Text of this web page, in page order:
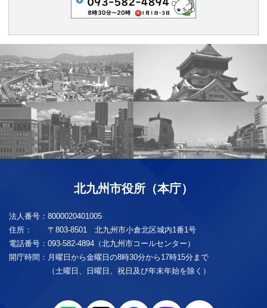
北九州市役所（本庁）
法人番号： 8000020401005
住所：
〒803-8501 北九州市小倉北区城内1番1号
電話番号： 093-582-4894（北九州市コールセンター）
開庁時間： 月曜日から金曜日の8時30分から17時15分まで
（土曜日、日曜日、祝日及び年末年始を除く）